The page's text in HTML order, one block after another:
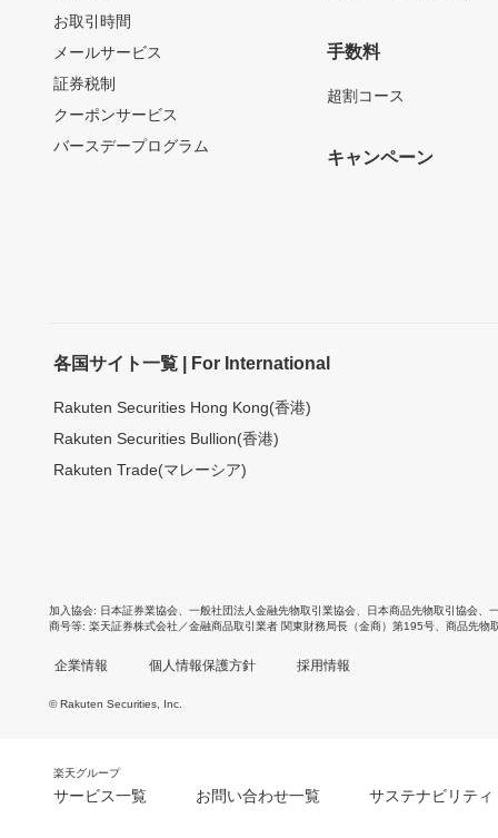
お取引時間
メールサービス
証券税制
クーポンサービス
バースデープログラム
手数料
超割コース
キャンペーン
各国サイト一覧 | For International
Rakuten Securities Hong Kong(香港)
Rakuten Securities Bullion(香港)
Rakuten Trade(マレーシア)
加入協会 日本証券業協会 一般社団法人金融先物取引業協会 日本商品先物取引協会
商号等 楽天証券株式会社／金融商品取引業者 関東財務局長（金商）第195号、商品先物
企業情報 個人情報保護方針 採用情報
© Rakuten Securities, Inc.
楽天グループ
サービス一覧 お問い合わせ一覧 サステナビリティ